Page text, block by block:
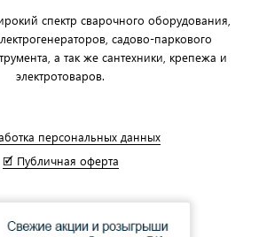
спектр сварочного оборудования,
садово-паркового
а так же сантехники, крепежа и
электротоваров.
персональных данных
🗹 Публичная оферта